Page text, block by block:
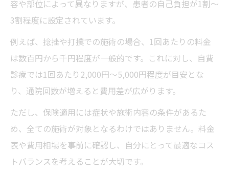
容や部位によって異なりますが、患者の自己負担が1割〜
3割程度に設定されています。
例えば、捻挫や打撲での施術の場合、1回あたりの料金
は数百円から千円程度が一般的です。これに対し、自費
診療では1回あたり2,000円〜5,000円程度が目安とな
り、通院回数が増えると費用差が広がります。
ただし、保険適用には症状や施術内容の条件があるた
め、全ての施術が対象となるわけではありません。料金
表や費用相場を事前に確認し、自分にとって最適なコス
トバランスを考えることが大切です。